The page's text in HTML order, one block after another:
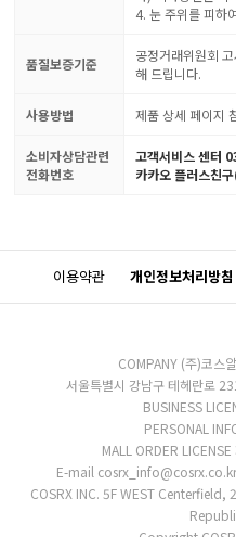
4. 눈 주위를 피하
품질보증기준
공정거래위원회
해 드립니다.
사용방법 제품 상세 페이지
소비자상담관련
전화번호
고객서비스 센터
카카오 플러스친
이용약관 개인정보처리방침
COMPANY (주)코스
서울특별시 강남구 테헤란로
BUSINESS
PERSONAL
MALL ORDER
E-mail cosrx_info@cosrx.co.kr
COSRX INC. 5F WEST